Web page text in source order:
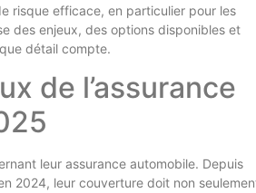
risque efficace, en particulier pour les
des enjeux, des options disponibles et
détail compte.
de l’assurance
leur assurance automobile. Depuis
2024, leur couverture doit non